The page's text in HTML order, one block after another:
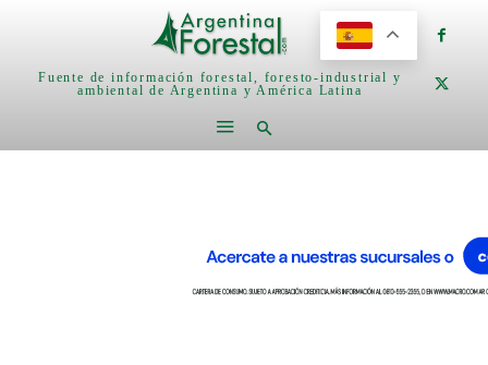
Fuente de información forestal, foresto-industrial y
ambiental de Argentina y América Latina